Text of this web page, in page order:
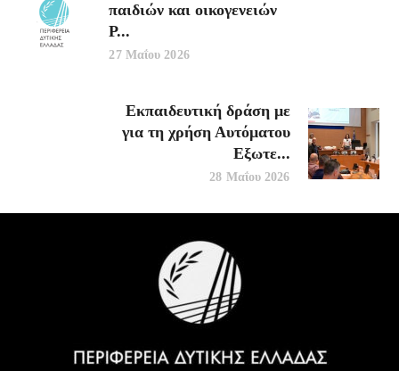
παιδιών και οικογενειών
Ρ...
27 Μαΐου 2026
Εκπαιδευτική δράση με
για τη χρήση Αυτόματου
Εξωτε...
28 Μαΐου 2026